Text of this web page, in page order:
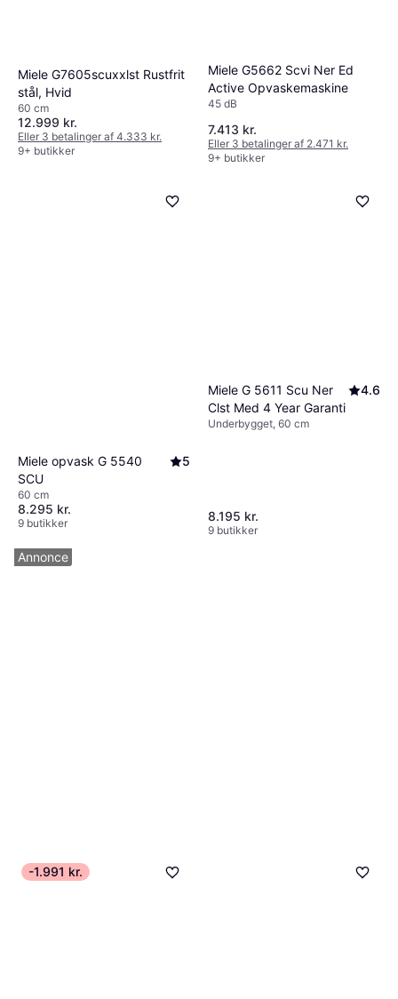
Miele G7605scuxxlst Rustfrit
stål, Hvid
60 cm
12.999 kr.
Eller 3 betalinger af 4.333 kr.
9+ butikker
Miele G5662 Scvi Ner Ed
Active Opvaskemaskine
45 dB
7.413 kr.
Eller 3 betalinger af 2.471 kr.
9+ butikker
Miele opvask G 5540
SCU
5
60 cm
8.295 kr.
9 butikker
Miele G 5611 Scu Ner
Clst Med 4 Year Garanti
4.6
Underbygget, 60 cm
8.195 kr.
9 butikker
-1.991 kr.
Annonce